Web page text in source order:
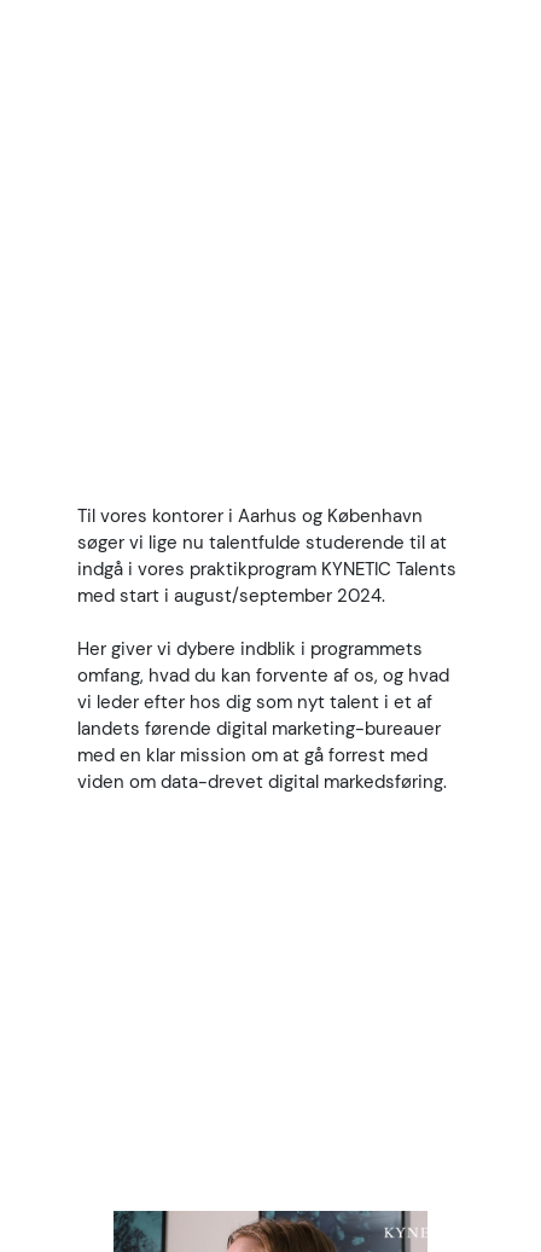
karriere indenfor digital marketing og
lære fra nogle af branchens førende
eksperter.
Til vores kontorer i Aarhus og København
søger vi lige nu talentfulde studerende til at
indgå i vores praktikprogram KYNETIC Talents
med start i august/september 2024.
Her giver vi dybere indblik i programmets
omfang, hvad du kan forvente af os, og hvad
vi leder efter hos dig som nyt talent i et af
landets førende digital marketing-bureauer
med en klar mission om at gå forrest med
viden om data-drevet digital markedsføring.
for dig